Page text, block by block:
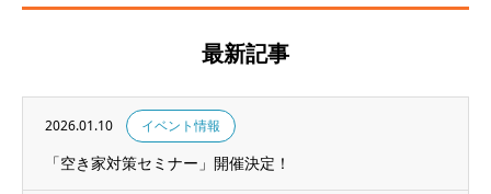
最新記事
2026.01.10 イベント情報
「空き家対策セミナー」開催決定！